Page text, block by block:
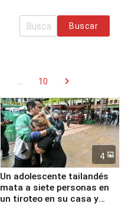
Buscar
... 10 chevron_right
4
Un adolescente tailandés
mata a siete personas en
un tiroteo en su casa y